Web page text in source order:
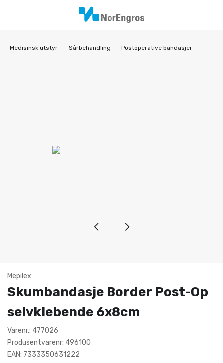
Medisinsk utstyr Sårbehandling Postoperative bandasjer
Mepilex
Skumbandasje Border Post-Op
selvklebende 6x8cm
Varenr.: 477026
Produsentvarenr: 496100
EAN: 7333350631222